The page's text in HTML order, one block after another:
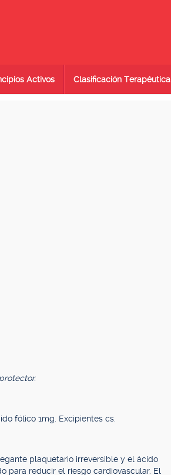
Activos Clasificación Terapéutica
fólico 1mg. Excipientes cs.
plaquetario irreversible y el ácido
para reducir el riesgo cardiovascular. El